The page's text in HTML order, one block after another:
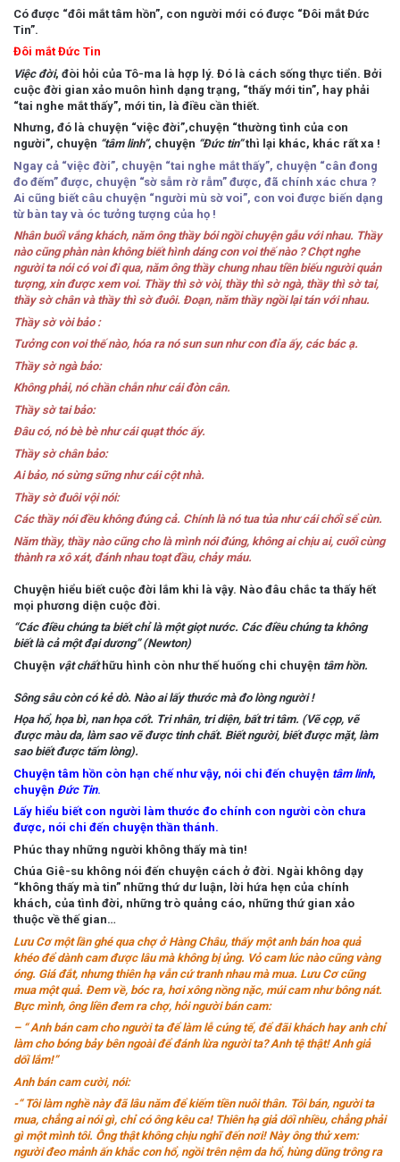
Có được “đôi mắt tâm hồn”, con người mới có được “Đôi mắt Đức
Tin”.
Đôi mắt Đức Tin
Việc đời, đòi hỏi của Tô-ma là hợp lý. Đó là cách sống thực tiển. Bởi
cuộc đời gian xảo muôn hình dạng trạng, “thấy mới tin”, hay phải
“tai nghe mắt thấy”, mới tin, là điều cần thiết.
Nhưng, đó là chuyện “việc đời”,chuyện “thường tình của con
người”, chuyện “tâm linh”, chuyện “Đức tin”thì lại khác, khác rất xa !
Ngay cả “việc đời”, chuyện “tai nghe mắt thấy”, chuyện “cân đong
đo đếm” được, chuyện “sờ sẫm rờ rẫm” được, đã chính xác chưa ?
Ai cũng biết câu chuyện “người mù sờ voi”, con voi được biến dạng
từ bàn tay và óc tưởng tượng của họ !
Nhân buổi vắng khách, năm ông thầy bói ngồi chuyện gẫu với nhau. Thầy
nào cũng phàn nàn không biết hình dáng con voi thế nào ? Chợt nghe
người ta nói có voi đi qua, năm ông thầy chung nhau tiền biếu người quản
tượng, xin được xem voi. Thầy thì sờvòi, thầy thì sờngà, thầy thì sờtai,
thầy sờchânvà thầy thì sờđuôi. Đoạn, năm thầy ngồi lại tán với nhau.
Thầy sờvòibảo :
Tưởng con voi thế nào, hóa ra nó sun sun như con đỉa ấy, các bác ạ.
Thầy sờngàbảo:
Không phải, nó chần chẫn như cái đòn cân.
Thầy sờtaibảo:
Đâu có, nó bè bè như cái quạt thóc ấy.
Thầy sờchânbảo:
Ai bảo, nó sừng sững như cái cột nhà.
Thầy sờđuôivội nói:
Các thầy nói đều không đúng cả. Chính là nó tua tủa như cái chổi sể cùn.
Năm thầy, thầy nào cũng cho là mình nói đúng, không ai chịu ai, cuối cùng
thành ra xô xát, đánh nhau toạt đầu, chảy máu.
Chuyện hiểu biết cuộc đời lắm khi là vậy. Nào đâu chắc ta thấy hết
mọi phương diện cuộc đời.
“Các điều chúng ta biết chỉ làmột giọt nước. Các điều chúng ta không
biết là cả một đại dương” (Newton)
Chuyện vật chấthữu hình còn như thế huống chi chuyện tâm hồn.
Sông sâu còn có kẻ dò. Nào ai lấy thước mà đo lòng người !
Họa hổ, họa bì, nan họa cốt. Tri nhân, tri diện, bất tri tâm. (Vẽ cọp, vẽ
được màu da, làm sao vẽ được tinh chất. Biết người, biết được mặt, làm
sao biết được tấm lòng).
Chuyện tâm hồn còn hạn chế như vậy, nói chi đến chuyện tâm linh,
chuyện Đức Tin.
Lấy hiểu biết con người làm thước đo chính con người còn chưa
được, nói chi đến chuyện thần thánh.
Phúc thay những người không thấy mà tin!
Chúa Giê-su không nói đến chuyện cách ở đời. Ngài không dạy
“không thấy mà tin” những thứ dư luận, lời hứa hẹn của chính
khách, của tình đời, những trò quảng cáo, những thứ gian xảo
thuộc về thế gian…
Lưu Cơ một lần ghé qua chợ ở Hàng Châu, thấy một anh bán hoa quả
khéo để dành cam được lâu mà không bị ủng. Vỏ cam lúc nào cũng vàng
óng. Giá đắt, nhưng thiên hạ vẫn cứ tranh nhau mà mua. Lưu Cơ cũng
mua một quả. Đem về, bóc ra, hơi xông nồng nặc, múi cam như bông nát.
Bực mình, ông liền đem ra chợ, hỏi người bán cam:
– “ Anh bán cam cho người ta để làm lễ cúng tế, để đãi khách hay anh chỉ
làm cho bóng bảy bên ngoài để đánh lừa người ta? Anh tệ thật! Anh giả
dối lắm!”
Anh bán cam cười, nói:
-“ Tôi làm nghề này đã lâu năm để kiếm tiền nuôi thân. Tôi bán, người ta
mua, chẳng ai nói gì, chỉ có ông kêu ca! Thiên hạ giả dối nhiều, chẳng phải
gì một mình tôi. Ông thật không chịu nghĩ đến nơi! Này ông thử xem:
người đeo mảnh ấn khắc con hổ, ngồi trên nệm da hổ, hùng dũng trông ra